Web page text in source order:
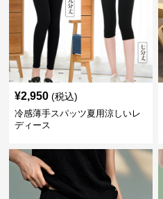
¥2,950 (税込)
冷感薄手スパッツ夏用涼しいレ
ディース